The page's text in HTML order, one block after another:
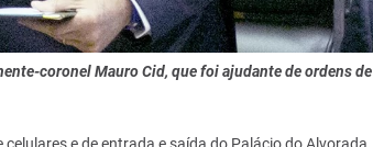
coronel Mauro Cid, que foi ajudante de ordens de